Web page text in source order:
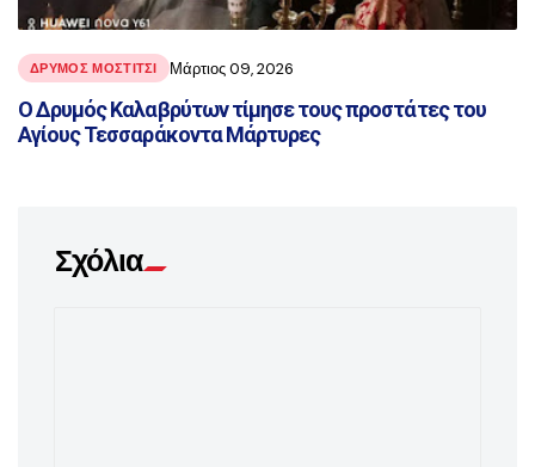
ΔΡΥΜΟΣ ΜΟΣΤΙΤΣΙ Μάρτιος 09, 2026
Ο Δρυμός Καλαβρύτων τίμησε τους προστάτες του
Αγίους Τεσσαράκοντα Μάρτυρες
Σχόλια